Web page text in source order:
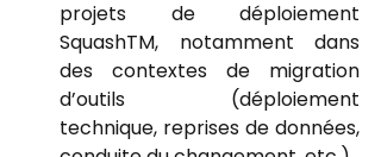
projets de déploiement
SquashTM, notamment dans
des contextes de migration
d’outils (déploiement
technique, reprises de données,